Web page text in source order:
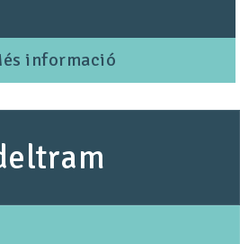
informació